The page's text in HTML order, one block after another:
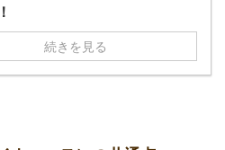
続きを見る